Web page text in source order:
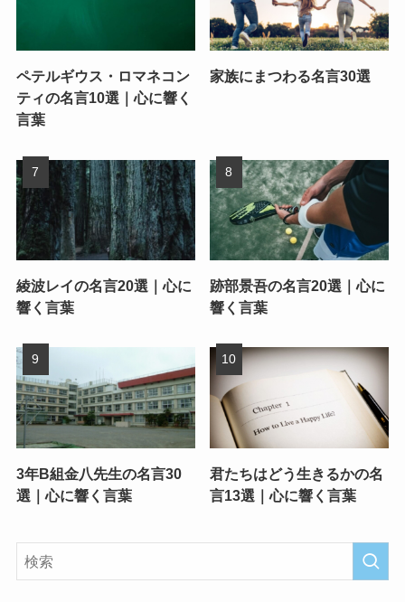
ペテルギウス・ロマネコン
ティの名言10選｜心に響く
言葉
家族にまつわる名言30選
綾波レイの名言20選｜心に
響く言葉
跡部景吾の名言20選｜心に
響く言葉
3年B組金八先生の名言30
選｜心に響く言葉
君たちはどう生きるかの名
言13選｜心に響く言葉